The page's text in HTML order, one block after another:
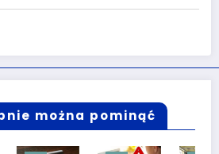
można pominąć